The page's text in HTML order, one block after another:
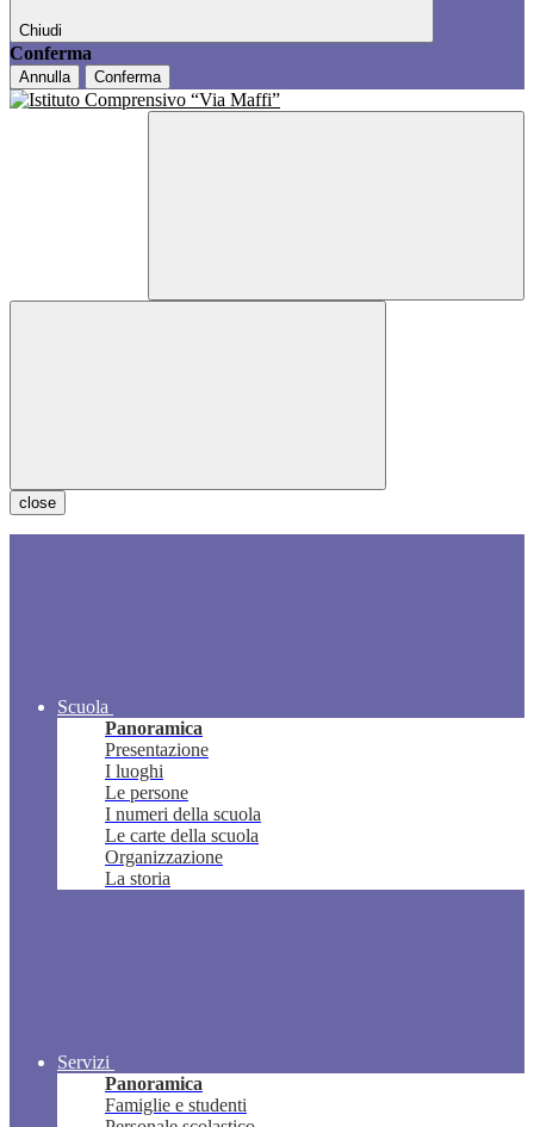
Chiudi
Conferma
Annulla Conferma
close
Scuola
Panoramica
Presentazione
I luoghi
Le persone
I numeri della scuola
Le carte della scuola
Organizzazione
La storia
Servizi
Panoramica
Famiglie e studenti